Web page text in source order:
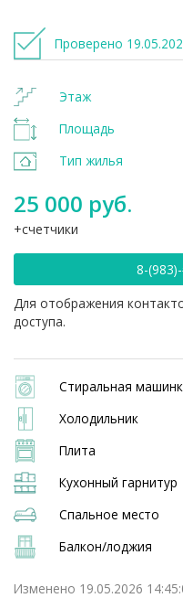
Проверено
Этаж
Площадь
Тип жилья
25 000 руб.
счетчики
8-
Для отображения
доступа.
Стиральная
Холодильник
Плита
Кухонный гарнитур
Спальное место
Балкон/лоджия
Изменено 19.05.2026